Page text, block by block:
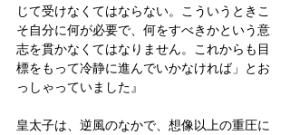
じて受けなくてはならない。こういうときこ
そ自分に何が必要で、何をすべきかという意
志を貫かなくてはなりません。これからも目
標をもって冷静に進んでいかなければ」とお
っしゃっていました』
皇太子は、逆風のなかで、想像以上の重圧に